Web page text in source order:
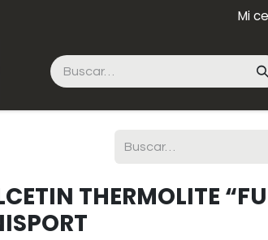
Mi
THERMOLITE